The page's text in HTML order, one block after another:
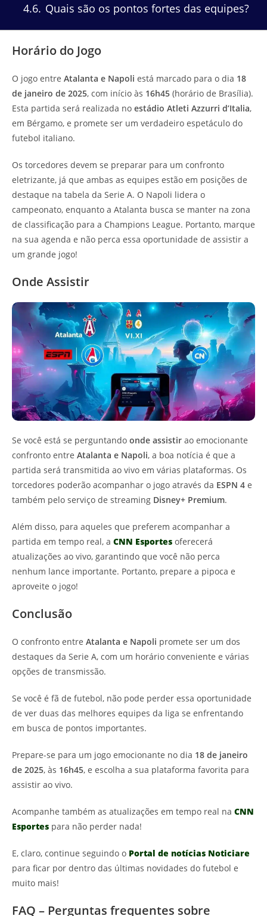
4.6 Quais são os pontos fortes das equipes?
Horário do Jogo
O jogo entre Atalanta e Napoli está marcado para o dia 18
de janeiro de 2025, com início às 16h45 (horário de Brasília).
Esta partida será realizada no estádio Atleti Azzurri d’Italia,
em Bérgamo, e promete ser um verdadeiro espetáculo do
futebol italiano.
Os torcedores devem se preparar para um confronto
eletrizante, já que ambas as equipes estão em posições de
destaque na tabela da Serie A. O Napoli lidera o
campeonato, enquanto a Atalanta busca se manter na zona
de classificação para a Champions League. Portanto, marque
na sua agenda e não perca essa oportunidade de assistir a
um grande jogo!
Onde Assistir
Se você está se perguntando onde assistir ao emocionante
confronto entre Atalanta e Napoli, a boa notícia é que a
partida será transmitida ao vivo em várias plataformas. Os
torcedores poderão acompanhar o jogo através da ESPN 4 e
também pelo serviço de streaming Disney+ Premium.
Além disso, para aqueles que preferem acompanhar a
partida em tempo real, a CNN Esportes oferecerá
atualizações ao vivo, garantindo que você não perca
nenhum lance importante. Portanto, prepare a pipoca e
aproveite o jogo!
Conclusão
O confronto entre Atalanta e Napoli promete ser um dos
destaques da Serie A, com um horário conveniente e várias
opções de transmissão.
Se você é fã de futebol, não pode perder essa oportunidade
de ver duas das melhores equipes da liga se enfrentando
em busca de pontos importantes.
Prepare-se para um jogo emocionante no dia 18 de janeiro
de 2025, às 16h45, e escolha a sua plataforma favorita para
assistir ao vivo.
Acompanhe também as atualizações em tempo real na CNN
Esportes para não perder nada!
E, claro, continue seguindo o Portal de notícias Noticiare
para ficar por dentro das últimas novidades do futebol e
muito mais!
FAQ – Perguntas frequentes sobre